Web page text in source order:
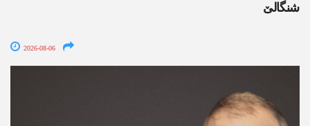
شنگالێ
2026-08-06